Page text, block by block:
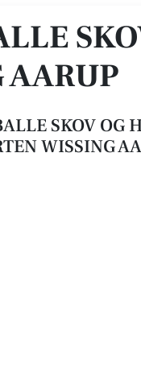
AARUP
SKOV OG
WISSING